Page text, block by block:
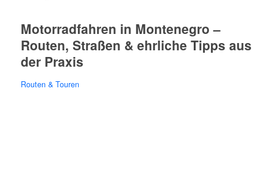
Motorradfahren in Montenegro –
Routen, Straßen & ehrliche Tipps aus
der Praxis
Routen & Touren